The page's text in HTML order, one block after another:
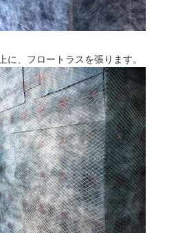
に、フロートラスを張ります。